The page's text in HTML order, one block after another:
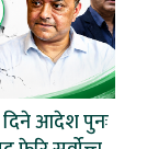
दिने आदेश पुनः